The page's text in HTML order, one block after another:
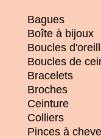
Bagues
Boîte à bijoux
Boucles
Boucles de
Bracelets
Broches
Ceinture
Colliers
Pinces à